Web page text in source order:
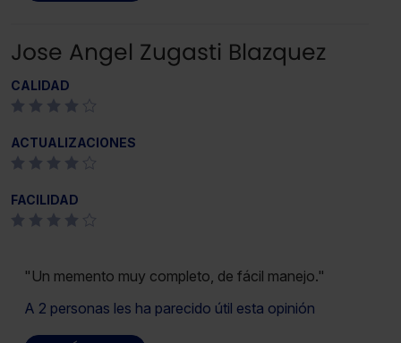
Jose Angel Zugasti Blazquez
CALIDAD
ACTUALIZACIONES
FACILIDAD
"Un memento muy completo, de fácil manejo."
A 2 personas les ha parecido útil esta opinión